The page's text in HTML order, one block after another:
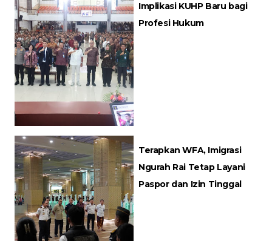
Implikasi KUHP Baru bagi
Profesi Hukum
Terapkan WFA, Imigrasi
Ngurah Rai Tetap Layani
Paspor dan Izin Tinggal